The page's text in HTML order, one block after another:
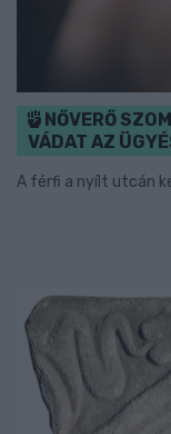
NŐVERŐ
VÁDAT AZ
A férfi a nyílt utcán